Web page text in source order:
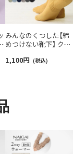
みんなのくつした【締
めつけない靴下】 クル
【20-22cm】【22-24cm
1,100円 (税込)